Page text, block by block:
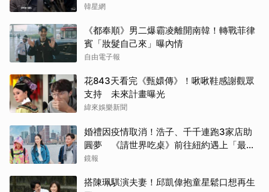
林智
王楚
不要
韓星網
《都奉順》男二爆霸凌離開南韓！轉戰菲律
賓「妝髮自己來」曝內情
自由電子報
花843天看完《甄嬛傳》！啾啾鞋感謝觀眾
支持 未來計畫曝光
緯來娛樂新聞
婚禮因疫情取消！浩子、千千連跑3家店助
圓夢 《請世界吃桌》前往紐約遇上「最多
限制」
鏡報
搭陳珮騏演夫妻！邱凱偉抱童星鬆口想再生